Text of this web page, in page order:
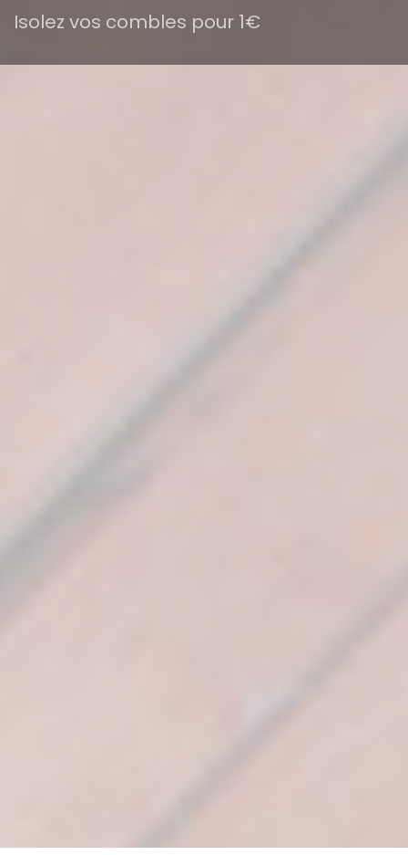
Isolez vos combles pour 1€